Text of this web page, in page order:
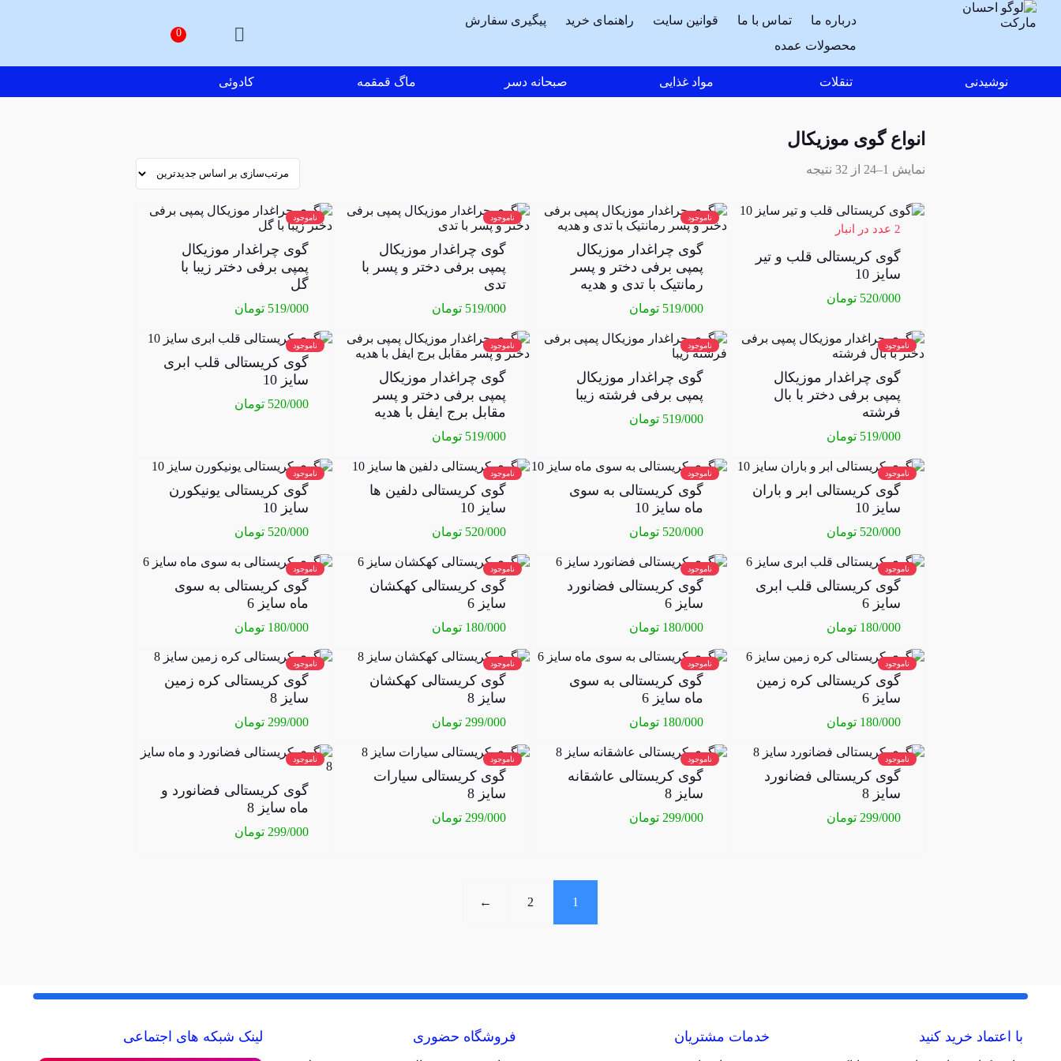
درباره ما تماس با ما قوانین سایت راهنمای خرید
پیگیری سفارش
محصولات عمده
نوشیدنی تنقلات مواد غذایی صبحانه دسر ماگ قمقمه کادوئی
انواع گوی موزیکال
نمایش 1–24 از 32 نتیجه
2 عدد در انبار
گوی کریستالی قلب و تیر
سایز 10
520/000 تومان
ناموجود
گوی چراغدار موزیکال
پمپی برفی دختر و پسر
رمانتیک با تدی و هدیه
519/000 تومان
ناموجود
گوی چراغدار موزیکال
پمپی برفی دختر و پسر با
تدی
519/000 تومان
ناموجود
گوی چراغدار موزیکال
پمپی برفی دختر زیبا با
گل
519/000 تومان
ناموجود
گوی چراغدار موزیکال
پمپی برفی دختر با بال
فرشته
519/000 تومان
ناموجود
گوی چراغدار موزیکال
پمپی برفی فرشته زیبا
519/000 تومان
ناموجود
گوی چراغدار موزیکال
پمپی برفی دختر و پسر
مقابل برج ایفل با هدیه
519/000 تومان
ناموجود
گوی کریستالی قلب ابری
سایز 10
520/000 تومان
ناموجود
گوی کریستالی ابر و باران
سایز 10
520/000 تومان
ناموجود
گوی کریستالی به سوی
ماه سایز 10
520/000 تومان
ناموجود
گوی کریستالی دلفین ها
سایز 10
520/000 تومان
ناموجود
گوی کریستالی یونیکورن
سایز 10
520/000 تومان
ناموجود
گوی کریستالی قلب ابری
سایز 6
180/000 تومان
ناموجود
گوی کریستالی فضانورد
سایز 6
180/000 تومان
ناموجود
گوی کریستالی کهکشان
سایز 6
180/000 تومان
ناموجود
گوی کریستالی به سوی
ماه سایز 6
180/000 تومان
ناموجود
گوی کریستالی کره زمین
سایز 6
180/000 تومان
ناموجود
گوی کریستالی به سوی
ماه سایز 6
180/000 تومان
ناموجود
گوی کریستالی کهکشان
سایز 8
299/000 تومان
ناموجود
گوی کریستالی کره زمین
سایز 8
299/000 تومان
ناموجود
گوی کریستالی فضانورد
سایز 8
299/000 تومان
ناموجود
گوی کریستالی عاشقانه
سایز 8
299/000 تومان
ناموجود
گوی کریستالی سیارات
سایز 8
299/000 تومان
ناموجود
گوی کریستالی فضانورد و
ماه سایز 8
299/000 تومان
1
2
←
با اعتماد خرید کنید خدمات مشتریان فروشگاه حضوری لینک شبکه های اجتماعی